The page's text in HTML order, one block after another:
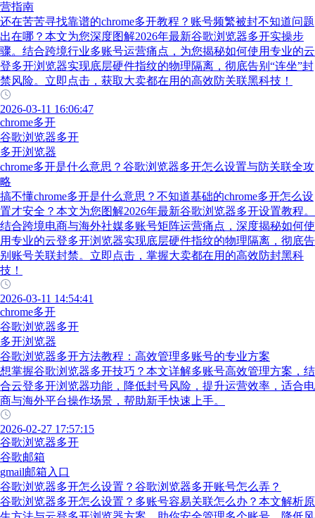
营指南
还在苦苦寻找靠谱的chrome多开教程？账号频繁被封不知道问题
出在哪？本文为您深度图解2026年最新谷歌浏览器多开实操步
骤。结合跨境行业多账号运营痛点，为您揭秘如何使用专业的云
登多开浏览器实现底层硬件指纹的物理隔离，彻底告别“连坐”封
禁风险。立即点击，获取大卖都在用的高效防关联黑科技！
2026-03-11 16:06:47
chrome多开
谷歌浏览器多开
多开浏览器
chrome多开是什么意思？谷歌浏览器多开怎么设置与防关联全攻
略
搞不懂chrome多开是什么意思？不知道基础的chrome多开怎么设
置才安全？本文为您图解2026年最新谷歌浏览器多开设置教程。
结合跨境电商与海外社媒多账号矩阵运营痛点，深度揭秘如何使
用专业的云登多开浏览器实现底层硬件指纹的物理隔离，彻底告
别账号关联封禁。立即点击，掌握大卖都在用的高效防封黑科
技！
2026-03-11 14:54:41
chrome多开
谷歌浏览器多开
多开浏览器
谷歌浏览器多开方法教程：高效管理多账号的专业方案
想掌握谷歌浏览器多开技巧？本文详解多账号高效管理方案，结
合云登多开浏览器功能，降低封号风险，提升运营效率，适合电
商与海外平台操作场景，帮助新手快速上手。
2026-02-27 17:57:15
谷歌浏览器多开
谷歌邮箱
gmail邮箱入口
谷歌浏览器多开怎么设置？谷歌浏览器多开账号怎么弄？
谷歌浏览器多开怎么设置？多账号容易关联怎么办？本文解析原